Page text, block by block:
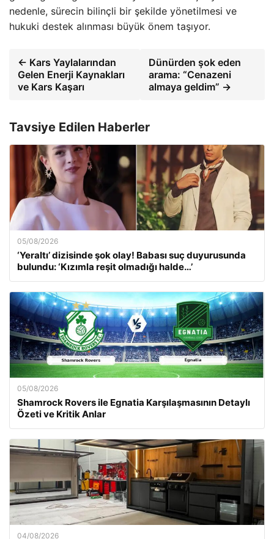
nedenle, sürecin bilinçli bir şekilde yönetilmesi ve
hukuki destek alınması büyük önem taşıyor.
← Kars Yaylalarından
Gelen Enerji Kaynakları
ve Kars Kaşarı
Dünürden şok eden
arama: “Cenazeni
almaya geldim” →
Tavsiye Edilen Haberler
05/08/2026
‘Yeraltı’ dizisinde şok olay! Babası suç duyurusunda
bulundu: ‘Kızımla reşit olmadığı halde…’
05/08/2026
Shamrock Rovers ile Egnatia Karşılaşmasının Detaylı
Özeti ve Kritik Anlar
04/08/2026